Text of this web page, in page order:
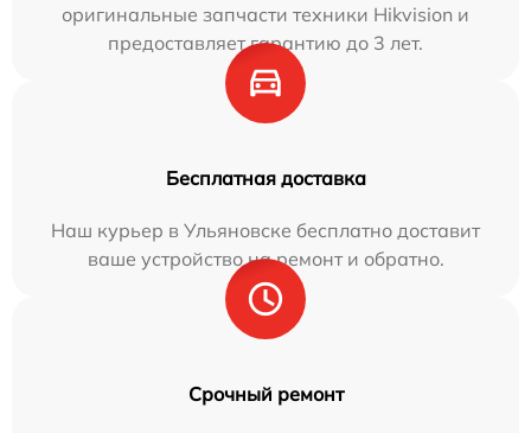
оригинальные запчасти техники Hikvision и
предоставляет гарантию до 3 лет.
Бесплатная доставка
Наш курьер в Ульяновске бесплатно доставит
ваше устройство на ремонт и обратно.
Срочный ремонт